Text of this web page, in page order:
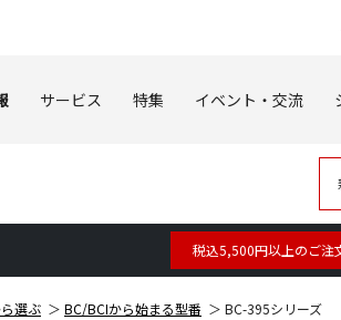
サービス 特集 イベント・交流
税込5,500円以上のご注
選ぶ BC/BCIから始まる型番 BC-395シリーズ